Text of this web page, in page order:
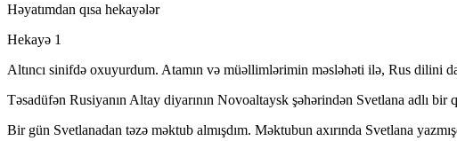
Həyatımdan qısa hekayələr
Hekayə 1
Altıncı sinifdə oxuyurdum. Atamın və müəllimlərimin məsləhəti ilə, Rus dilini
Təsadüfən Rusiyanın Altay diyarının Novoaltaysk şəhərindən Svetlana adlı
Bir gün Svetlanadan təzə məktub almışdım. Məktubun axırında Svetlana